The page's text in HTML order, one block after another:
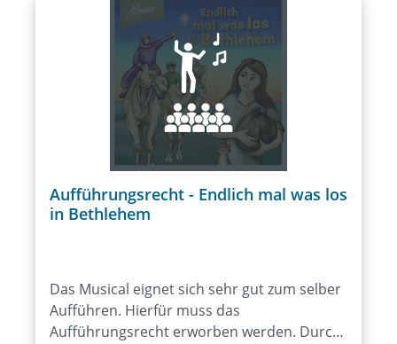
Aufführungsrecht - Endlich mal was los
in Bethlehem
Das Musical eignet sich sehr gut zum selber
Aufführen. Hierfür muss das
Aufführungsrecht erworben werden. Durch